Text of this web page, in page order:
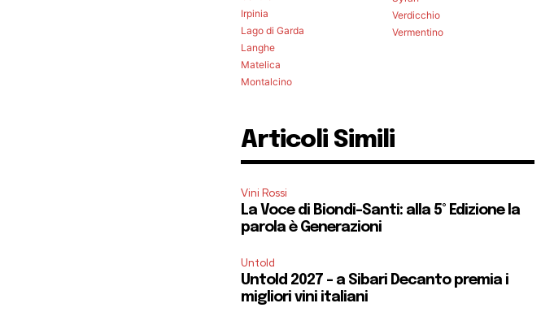
Irpinia
Lago di Garda
Langhe
Matelica
Montalcino
Verdicchio
Vermentino
Articoli Simili
Vini Rossi
La Voce di Biondi-Santi: alla 5° Edizione la
parola è Generazioni
Untold
Untold 2027 – a Sibari Decanto premia i
migliori vini italiani